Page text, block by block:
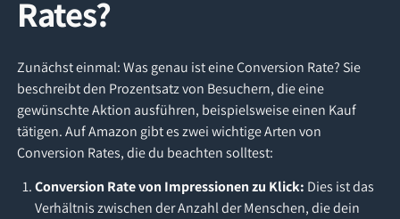
Rates?
Zunächst einmal: Was genau ist eine Conversion Rate? Sie
beschreibt den Prozentsatz von Besuchern, die eine
gewünschte Aktion ausführen, beispielsweise einen Kauf
tätigen. Auf Amazon gibt es zwei wichtige Arten von
Conversion Rates, die du beachten solltest:
Conversion Rate von Impressionen zu Klick: Dies ist das
Verhältnis zwischen der Anzahl der Menschen, die dein